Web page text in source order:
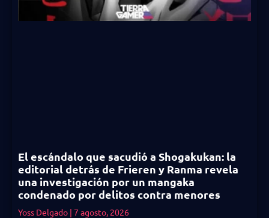
El escándalo que sacudió a Shogakukan: la
editorial detrás de Frieren y Ranma revela
una investigación por un mangaka
condenado por delitos contra menores
Yoss Delgado 7 agosto, 2026